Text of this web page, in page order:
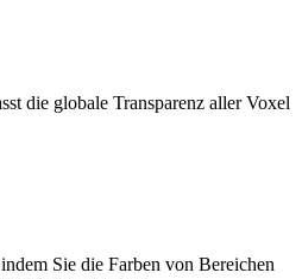
die globale Transparenz aller Voxel
Sie die Farben von Bereichen